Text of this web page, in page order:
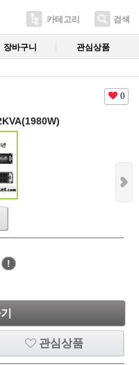
카테고리 검색
장바구니 관심상품
0
!
관심상품